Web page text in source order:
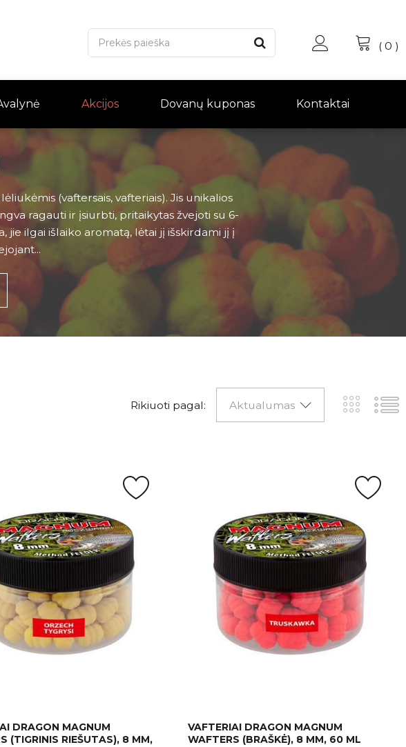
( 0 )
Akcijos Dovanų kuponas Kontaktai
(vaftersais, vafteriais). Jis unikalios
ragauti ir įsiurbti, pritaikytas žvejoti su 6-
jie ilgai išlaiko aromatą, lėtai jį išskirdami jį į
Rikiuoti pagal: Aktualumas
DRAGON MAGNUM
(TIGRINIS RIEŠUTAS), 8 MM,
VAFTERIAI DRAGON MAGNUM
WAFTERS (BRAŠKĖ), 8 MM, 60 ML